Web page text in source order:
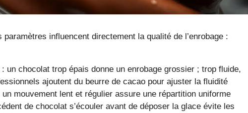
paramètres influencent directement la qualité de l’enrobage :
: un chocolat trop épais donne un enrobage grossier ; trop fluide,
ajoutent du beurre de cacao pour ajuster la fluidité
un mouvement lent et régulier assure une répartition uniforme
de chocolat s’écouler avant de déposer la glace évite les